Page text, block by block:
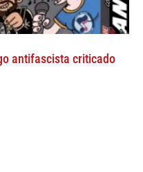
antifascista criticado